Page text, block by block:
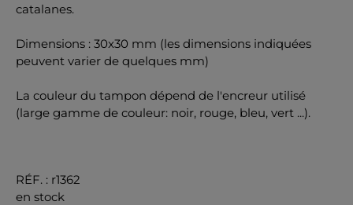
catalanes.
Dimensions : 30x30 mm (les dimensions indiquées
peuvent varier de quelques mm)
La couleur du tampon dépend de l'encreur utilisé
(large gamme de couleur: noir, rouge, bleu, vert ...).
RÉF. : r1362
en stock